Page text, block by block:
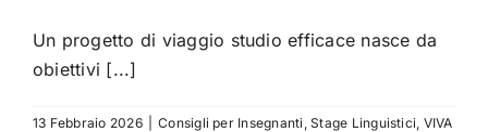
Un progetto di viaggio studio efficace nasce da
obiettivi [...]
13 Febbraio 2026 Consigli per Insegnanti ,Stage Linguistici VIVA